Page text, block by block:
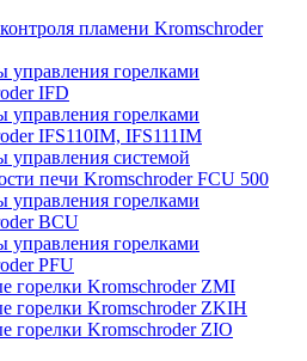
пламени Kromschroder
управления горелками
IFD
управления горелками
IFS110IM, IFS111IM
управления системой
печи Kromschroder FCU 500
управления горелками
BCU
управления горелками
PFU
горелки Kromschroder ZМI
горелки Kromschroder ZKIH
горелки Kromschroder ZIO